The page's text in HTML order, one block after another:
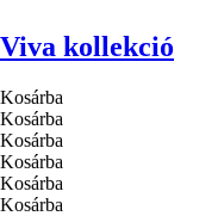
Viva kollekció
Kosárba
Kosárba
Kosárba
Kosárba
Kosárba
Kosárba